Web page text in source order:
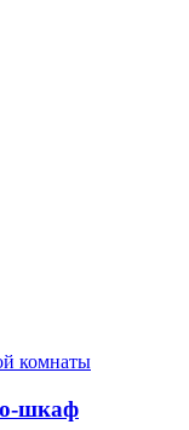
комнаты
шкаф